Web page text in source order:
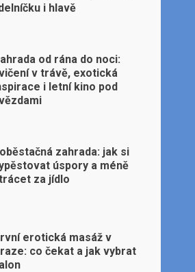
i hlavě
od rána do noci:
v trávě, exotická
i letní kino pod
zahrada: jak si
úspory a méně
za jídlo
erotická masáž v
co čekat a jak vybrat